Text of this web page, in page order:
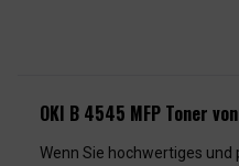
OKI B 4545 MFP Toner
Wenn Sie hochwertiges